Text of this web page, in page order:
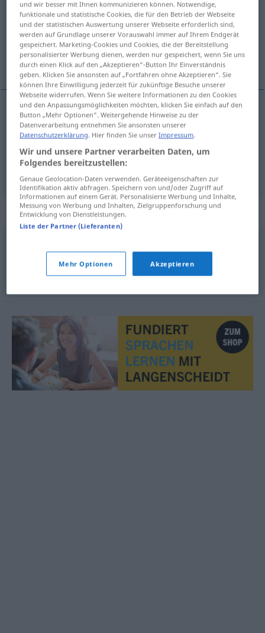
Übersicht aller Übersetzungen
(Für mehr Details die Übersetzung anklicken/antippen)
Fauxpas, Schnitzer
Fauxpasm gafa
Schnitzerm gafa
Synonyme für "gafa"
potknięcie,przeoczenie,uchybienie
und wir besser mit Ihnen kommunizieren können. Notwendige,
funktionale und statistische Cookies, die für den Betrieb der Webseite
und der statistischen Auswertung unserer Webseite erforderlich sind,
werden auf Grundlage unserer Vorauswahl immer auf Ihrem Endgerät
gespeichert. Marketing-Cookies und Cookies, die der Bereitstellung
personalisierter Werbung dienen, werden nur gespeichert, wenn Sie uns
durch einen Klick auf den „Akzeptieren“-Button Ihr Einverständnis
geben. Klicken Sie ansonsten auf „Fortfahren ohne Akzeptieren“. Sie
können Ihre Einwilligung jederzeit für zukünftige Besuche unserer
Webseite widerrufen. Wenn Sie weitere Informationen zu den Cookies
und den Anpassungsmöglichkeiten möchten, klicken Sie einfach auf den
Button „Mehr Optionen“. Weitergehende Hinweise zu der
Datenverarbeitung entnehmen Sie ansonsten unserer
Datenschutzerklärung. Hier finden Sie unserImpressum.
Wir und unsere Partner verarbeiten Daten, um
Folgendes bereitzustellen:
Genaue Geolocation-Daten verwenden. Geräteeigenschaften zur
Identifikation aktiv abfragen. Speichern von und/oder Zugriff auf
Informationen auf einem Gerät. Personalisierte Werbung und Inhalte,
Messung von Werbung und Inhalten, Zielgruppenforschung und
Entwicklung von Dienstleistungen.
Liste der Partner (Lieferanten)
Mehr Optionen Akzeptieren